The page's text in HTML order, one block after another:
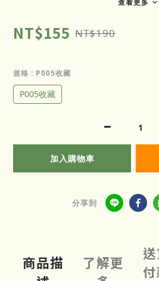
查看更多
NT$155 NT$190
規格 : P005收藏
P005收藏
加入購物車
分享到
商品描
了解更